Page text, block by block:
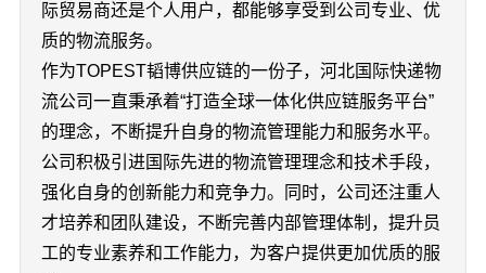
际贸易商还是个人用户，都能够享受到公司专业、优
质的物流服务。
作为TOPEST韬博供应链的一份子，河北国际快递物
流公司一直秉承着“打造全球一体化供应链服务平台”
的理念，不断提升自身的物流管理能力和服务水平。
公司积极引进国际先进的物流管理理念和技术手段，
强化自身的创新能力和竞争力。同时，公司还注重人
才培养和团队建设，不断完善内部管理体制，提升员
工的专业素养和工作能力，为客户提供更加优质的服